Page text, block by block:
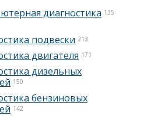
диагностика 135
подвески 213
двигателя 171
дизельных
150
бензиновых
142